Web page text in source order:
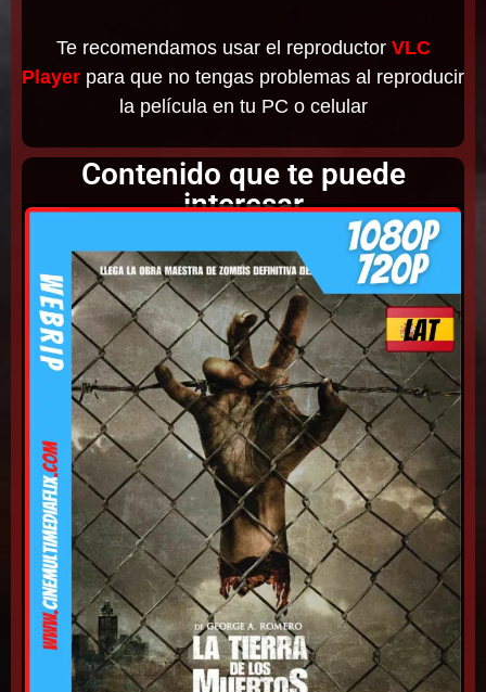
Te recomendamos usar el reproductor VLC
Player para que no tengas problemas al reproducir
la película en tu PC o celular
Contenido que te puede
interesar